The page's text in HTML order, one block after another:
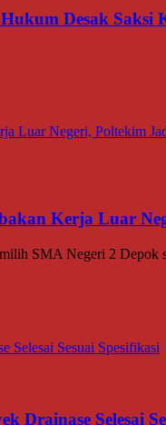
Desak
Kerja Luar
SMA Negeri 2 Depok
Selesai